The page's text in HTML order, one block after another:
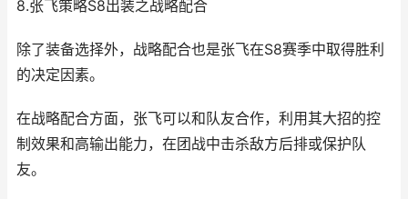
8.张飞策略S8出装之战略配合
除了装备选择外，战略配合也是张飞在S8赛季中取得胜利
的决定因素。
在战略配合方面，张飞可以和队友合作，利用其大招的控
制效果和高输出能力，在团战中击杀敌方后排或保护队
友。